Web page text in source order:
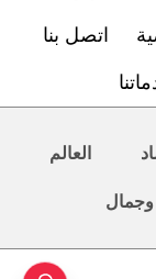
اتصل بنا
العالم